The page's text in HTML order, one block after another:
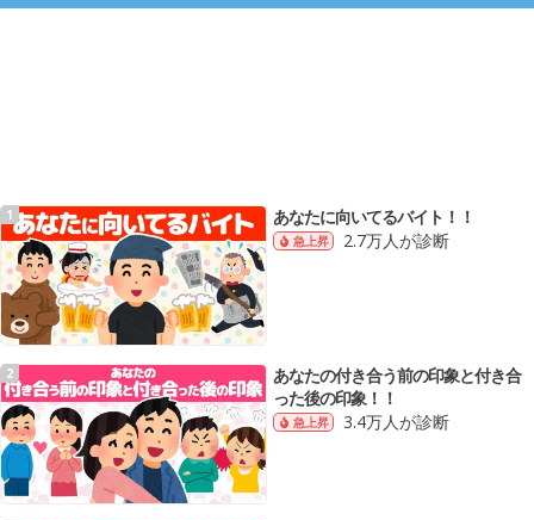
1 あなたに向いてるバイト！！
急上昇 2.7万人が診断
2
あなたの付き合う前の印象と付き合
った後の印象！！
急上昇 3.4万人が診断